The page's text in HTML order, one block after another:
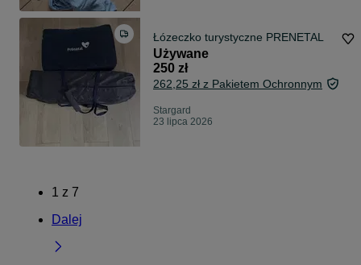
Łózeczko turystyczne PRENETAL
Używane
250 zł
262,25 zł z Pakietem Ochronnym
Stargard
23 lipca 2026
1 z 7
Dalej